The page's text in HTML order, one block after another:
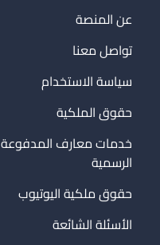
عن المنصة
تواصل معنا
سياسة الاستخدام
حقوق الملكية
خدمات معارف المدفوعة
الرسمية
حقوق ملكية اليوتيوب
الأسئلة الشائعة